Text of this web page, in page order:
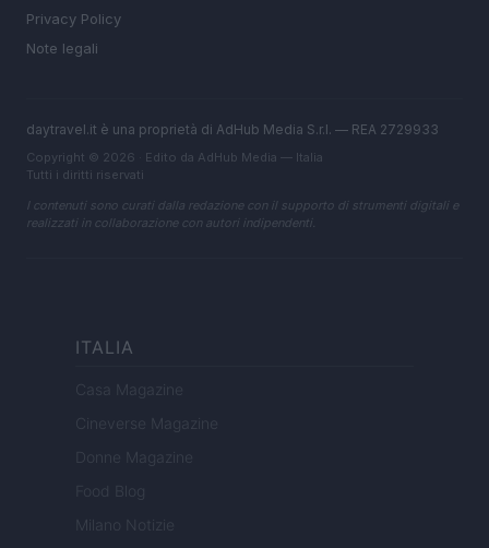
Privacy Policy
Note legali
daytravel.it è una proprietà di AdHub Media S.r.l. — REA 2729933
Copyright © 2026 · Edito da AdHub Media — Italia
Tutti i diritti riservati
I contenuti sono curati dalla redazione con il supporto di strumenti digitali e
realizzati in collaborazione con autori indipendenti.
ITALIA
Casa Magazine
Cineverse Magazine
Donne Magazine
Food Blog
Milano Notizie